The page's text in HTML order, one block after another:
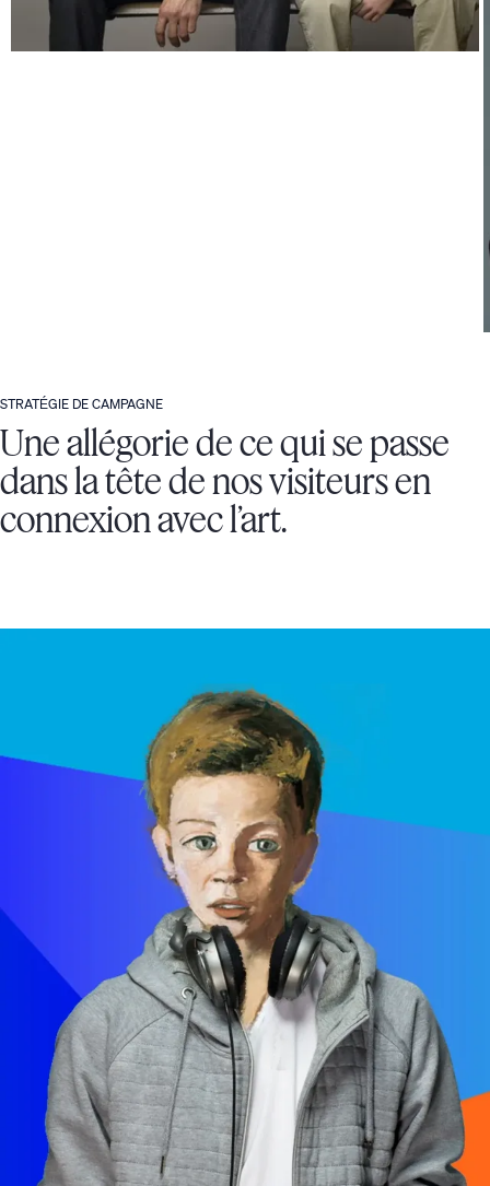
STRATÉGIE DE CAMPAGNE
Une allégorie de ce qui se passe
dans la tête de nos visiteurs en
connexion avec l’art.